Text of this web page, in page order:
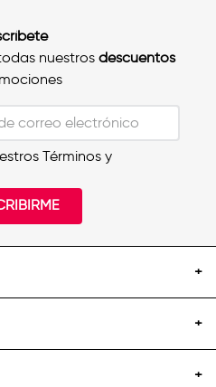
nuestros descuentos
Términos y
+
+
+